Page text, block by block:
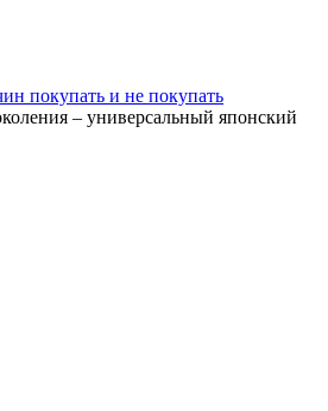
покупать и не покупать
– универсальный японский